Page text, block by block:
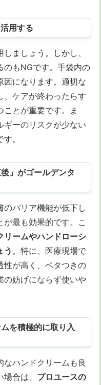
用する
ましょう。しかし、
のもNGです。手袋内の
因になります。適切な
、ケアが終わったらす
ことが重要です。ま
ギーのリスクが少ない
。
」がゴールデンタ
バリア機能が低下し
最も効果的です。こ
リームやハンドローシ
う 。特に、医療現場で
性が高く、ベタつきの
の妨げにならず使いや
を積極的に取り入
なハンドクリームも良
合は、 プロユースの